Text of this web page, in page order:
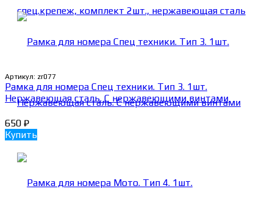
Артикул: zr077
Рамка для номера Спец техники. Тип 3. 1шт.
Нержавеющая сталь. С нержавеющими винтами
650 ₽
Купить